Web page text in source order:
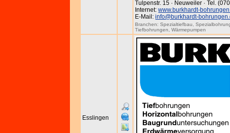
Tulpenstr. 15 · Neuweiler · Tel.
Internet:www.burkhardt-
E-Mail:info@burkhardt-
Branchen:Spezialtiefbau ,
Tiefbohrungen
,Wärmepumpen
Esslingen